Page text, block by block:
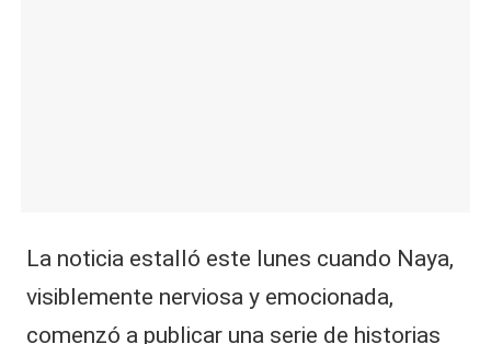
La noticia estalló este lunes cuando Naya,
visiblemente nerviosa y emocionada,
comenzó a publicar una serie de historias